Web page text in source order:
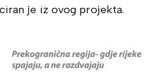
je iz ovog projekta.